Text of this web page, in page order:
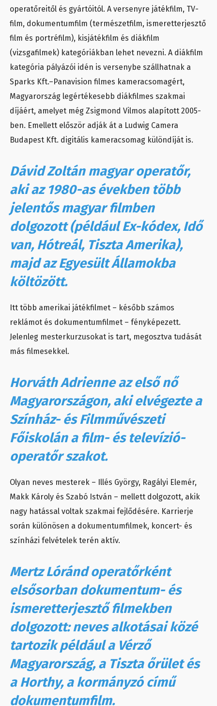
operatőreitől és gyártóitól. A versenyre játékfilm, TV-
film, dokumentumfilm (természetfilm, ismeretterjesztő
film és portréfilm), kisjátékfilm és diákfilm
(vizsgafilmek) kategóriákban lehet nevezni. A diákfilm
kategória pályázói idén is versenybe szállhatnak a
Sparks Kft.–Panavision filmes kameracsomagért,
Magyarország legértékesebb diákfilmes szakmai
díjáért, amelyet még Zsigmond Vilmos alapított 2005-
ben. Emellett először adják át a Ludwig Camera
Budapest Kft. digitális kameracsomag különdíját is.
Dávid Zoltán magyar operatőr,
aki az 1980-as években több
jelentős magyar filmben
dolgozott (például Ex-kódex, Idő
van, Hótreál, Tiszta Amerika),
majd az Egyesült Államokba
költözött.
Itt több amerikai játékfilmet – később számos
reklámot és dokumentumfilmet – fényképezett.
Jelenleg mesterkurzusokat is tart, megosztva tudását
más filmesekkel.
Horváth Adrienne az első nő
Magyarországon, aki elvégezte a
Színház- és Filmművészeti
Főiskolán a film- és televízió-
operatőr szakot.
Olyan neves mesterek – Illés György, Ragályi Elemér,
Makk Károly és Szabó István – mellett dolgozott, akik
nagy hatással voltak szakmai fejlődésére. Karrierje
során különösen a dokumentumfilmek, koncert- és
színházi felvételek terén aktív.
Mertz Lóránd operatőrként
elsősorban dokumentum- és
ismeretterjesztő filmekben
dolgozott: neves alkotásai közé
tartozik például a Vérző
Magyarország, a Tiszta őrület és
a Horthy, a kormányzó című
dokumentumfilm.